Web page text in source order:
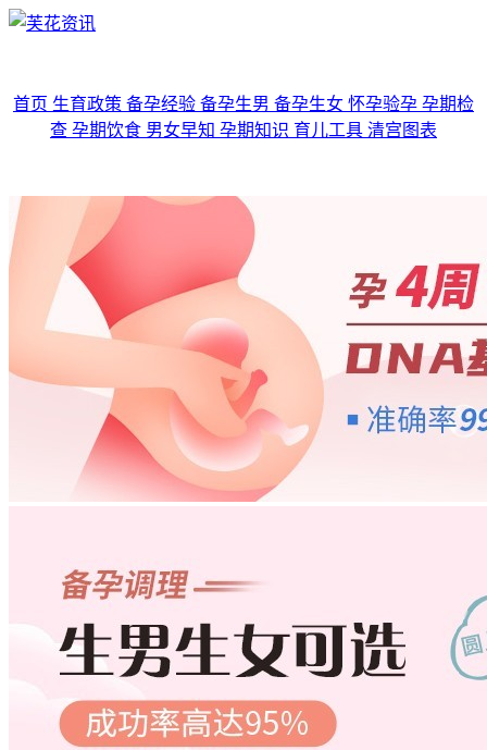
首页 生育政策 备孕经验 备孕生男 备孕生女 怀孕验孕 孕期检
查 孕期饮食 男女早知 孕期知识 育儿工具 清宫图表